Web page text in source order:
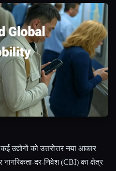
को उत्तरोत्तर नया आकार
दर-निवेश (CBI) का क्षेत्र